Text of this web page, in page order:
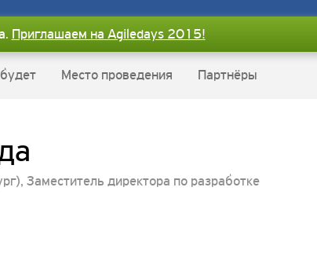
Приглашаем на Agiledays 2015!
Место проведения Партнёры
Заместитель директора по разработке